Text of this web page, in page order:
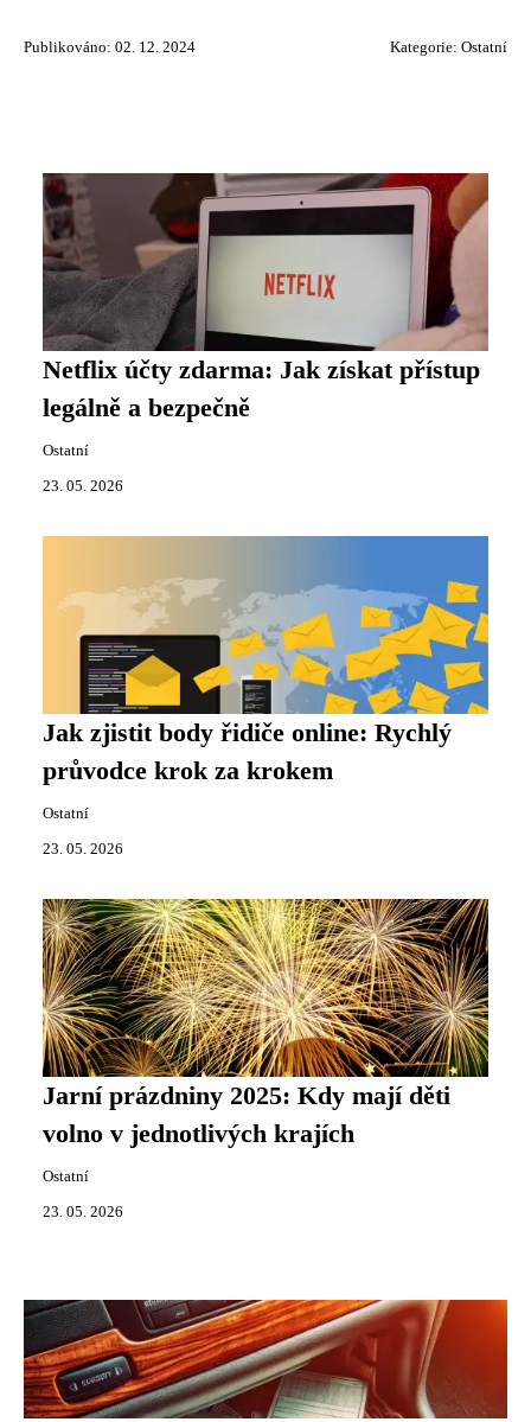
Publikováno: 02. 12. 2024 Kategorie: Ostatní
Netflix účty zdarma: Jak získat přístup
legálně a bezpečně
Ostatní
23. 05. 2026
Jak zjistit body řidiče online: Rychlý
průvodce krok za krokem
Ostatní
23. 05. 2026
Jarní prázdniny 2025: Kdy mají děti
volno v jednotlivých krajích
Ostatní
23. 05. 2026